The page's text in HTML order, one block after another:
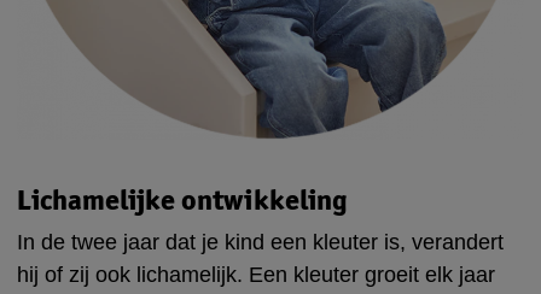
Lichamelijke ontwikkeling
In de twee jaar dat je kind een kleuter is, verandert
hij of zij ook lichamelijk. Een kleuter groeit elk jaar